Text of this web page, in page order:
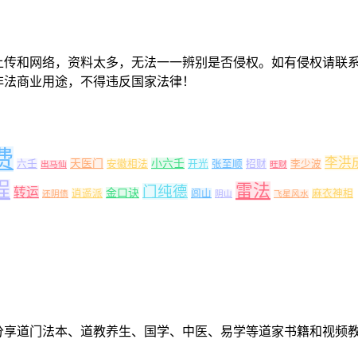
和网络，资料太多，无法一一辨别是否侵权。如有侵权请联
商业用途，不得违反国家法律！
六壬 出马仙 天医门 安徽相法 小六壬 开光 张至顺 招财 旺财 李少波 李洪
转运 还阴债 逍遥派 金口诀 门纯德 闾山 阴山 雷法 飞星风水 麻衣神相
道门法本、道教养生、国学、中医、易学等道家书籍和视频教